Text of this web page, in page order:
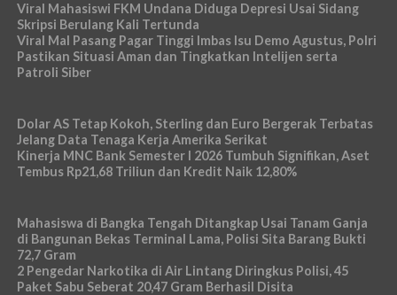
Viral Mahasiswi FKM Undana Diduga Depresi Usai Sidang
Skripsi Berulang Kali Tertunda
Viral Mal Pasang Pagar Tinggi Imbas Isu Demo Agustus, Polri
Pastikan Situasi Aman dan Tingkatkan Intelijen serta
Patroli Siber
Dolar AS Tetap Kokoh, Sterling dan Euro Bergerak Terbatas
Jelang Data Tenaga Kerja Amerika Serikat
Kinerja MNC Bank Semester I 2026 Tumbuh Signifikan, Aset
Tembus Rp21,68 Triliun dan Kredit Naik 12,80%
Mahasiswa di Bangka Tengah Ditangkap Usai Tanam Ganja
di Bangunan Bekas Terminal Lama, Polisi Sita Barang Bukti
72,7 Gram
2 Pengedar Narkotika di Air Lintang Diringkus Polisi, 45
Paket Sabu Seberat 20,47 Gram Berhasil Disita